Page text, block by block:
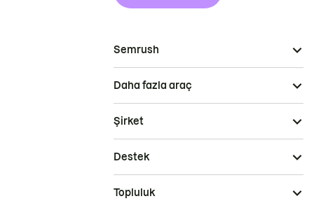
Semrush
Daha fazla araç
Şirket
Destek
Topluluk